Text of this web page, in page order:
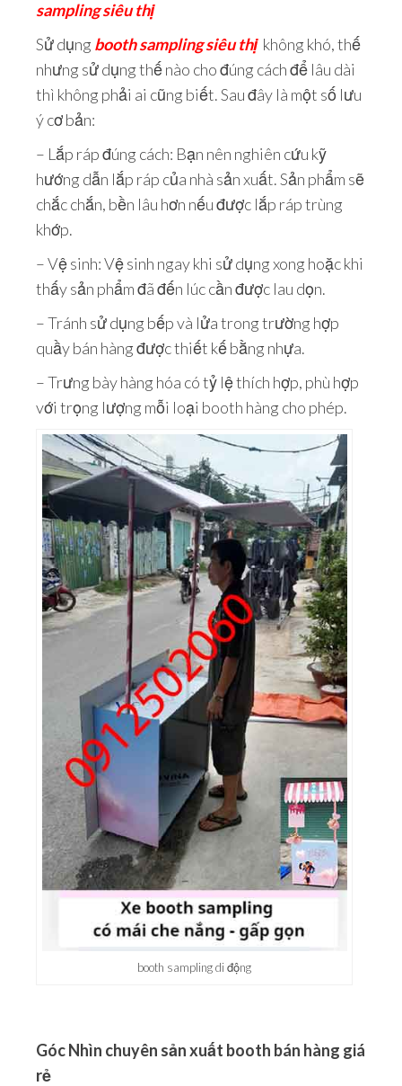
sampling siêu thị
Sử dụng booth sampling siêu thị không khó, thế
nhưng sử dụng thế nào cho đúng cách để lâu dài
thì không phải ai cũng biết. Sau đây là một số lưu
ý cơ bản:
– Lắp ráp đúng cách: Bạn nên nghiên cứu kỹ
hướng dẫn lắp ráp của nhà sản xuất. Sản phẩm sẽ
chắc chắn, bền lâu hơn nếu được lắp ráp trùng
khớp.
– Vệ sinh: Vệ sinh ngay khi sử dụng xong hoặc khi
thấy sản phẩm đã đến lúc cần được lau dọn.
– Tránh sử dụng bếp và lửa trong trường hợp
quầy bán hàng được thiết kế bằng nhựa.
– Trưng bày hàng hóa có tỷ lệ thích hợp, phù hợp
với trọng lượng mỗi loại booth hàng cho phép.
booth sampling di động
Góc Nhìn chuyên sản xuất booth bán hàng giá
rẻ